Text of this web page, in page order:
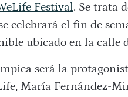
Festival. Se trata
celebrará el fin de
ubicado en la calle
será la
María Fernández-